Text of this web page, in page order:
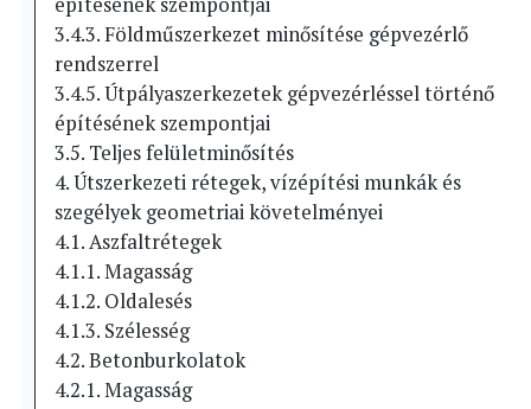
3.4.3. Földműszerkezet minősítése gépvezérlő
rendszerrel
3.4.5. Útpályaszerkezetek gépvezérléssel történő
építésének szempontjai
3.5. Teljes felületminősítés
4. Útszerkezeti rétegek, vízépítési munkák és
szegélyek geometriai követelményei
4.1. Aszfaltrétegek
4.1.1. Magasság
4.1.2. Oldalesés
4.1.3. Szélesség
4.2. Betonburkolatok
4.2.1. Magasság